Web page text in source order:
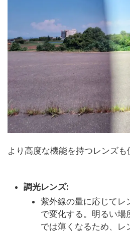
より高度な機能を持つレンズも
調光レンズ:
紫外線の量に応じてレ
で変化する。明るい場
では薄くなるため、レ